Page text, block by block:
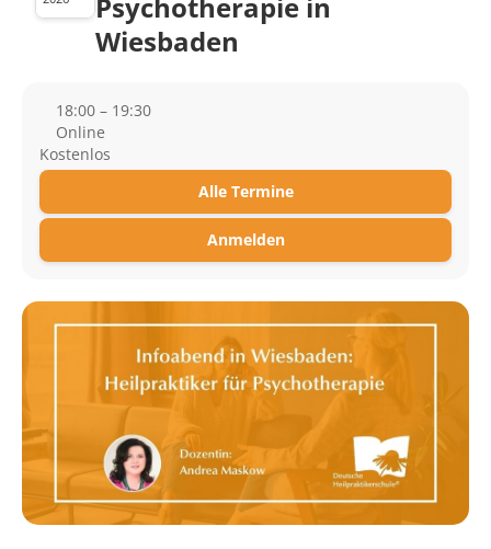
Wiesbaden
18:00 – 19:30
Online
Kostenlos
Alle Termine
Anmelden